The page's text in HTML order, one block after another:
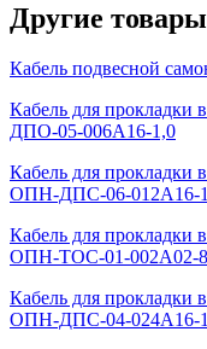
Другие
Кабель подвесной
Кабель для
ДПО-05-006А16-1,0
Кабель для прокладки
ОПН-ДПС-06-012А16-
Кабель для прокладки
ОПН-ТОС-01-002А02-
Кабель для прокладки
ОПН-ДПС-04-024А16-